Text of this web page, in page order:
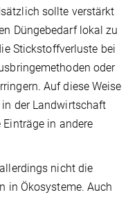
sollte verstärkt
Düngebedarf lokal zu
Stickstoffverluste bei
oder
Auf diese Weise
der Landwirtschaft
in andere
nicht die
in Ökosysteme. Auch